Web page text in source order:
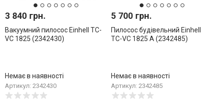
3 840 грн.
Вакуумний пилосос Einhell TC-
VC 1825 (2342430)
Немає в наявності
Артикул: 2342430
5 700 грн.
Пилосос будівельний Einhell
TC-VC 1825 A (2342485)
Немає в наявності
Артикул: 2342485